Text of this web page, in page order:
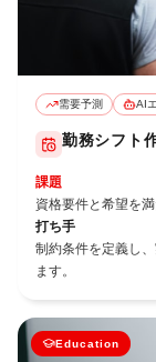
需要予測 AI
勤務シフト
課題
資格要件と希望を
打ち手
制約条件を定義し
ます。
Education